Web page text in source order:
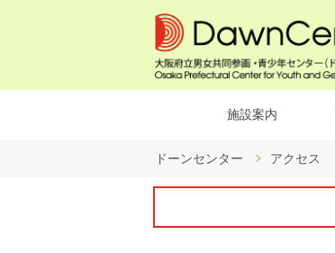
施設案内
ドーンセンター アクセス